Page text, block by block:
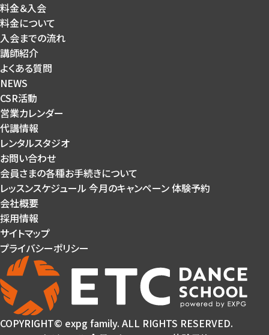
料金＆入会
料金について
入会までの流れ
講師紹介
よくある質問
NEWS
CSR活動
営業カレンダー
代講情報
レンタルスタジオ
お問い合わせ
会員さまの各種お手続きについて
レッスンスケジュール今月のキャンペーン体験予約
会社概要
採用情報
サイトマップ
プライバシーポリシー
COPYRIGHT© expg family. ALL RIGHTS RESERVED.